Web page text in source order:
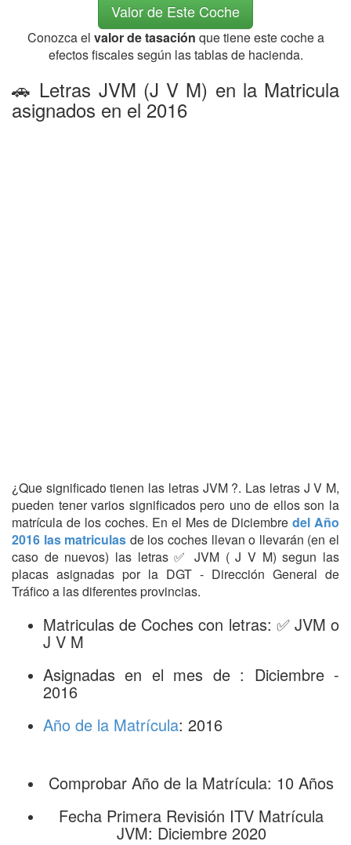
Valor de Este Coche
Conozca el valor de tasación que tiene este coche a
efectos fiscales según las tablas de hacienda.
🚗 Letras JVM (J V M) en la Matricula
asignados en el 2016
¿Que significado tienen las letras JVM ?. Las letras J V M,
pueden tener varios significados pero uno de ellos son la
matrícula de los coches. En el Mes de Diciembre del Año
2016 las matriculas de los coches llevan o llevarán (en el
caso de nuevos) las letras ✅ JVM ( J V M) segun las
placas asignadas por la DGT - Dirección General de
Tráfico a las diferentes provincias.
Matriculas de Coches con letras: ✅ JVM o
J V M
Asignadas en el mes de : Diciembre -
2016
Año de la Matrícula: 2016
Comprobar Año de la Matrícula: 10 Años
Fecha Primera Revisión ITV Matrícula
JVM: Diciembre 2020